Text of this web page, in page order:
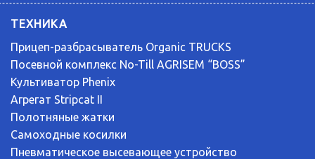
ТЕХНИКА
Прицеп-разбрасыватель Organic TRUCKS
Посевной комплекс No-Till AGRISEM “BOSS”
Культиватор Phenix
Агрегат Stripcat II
Полотняные жатки
Самоходные косилки
Пневматическое высевающее устройство